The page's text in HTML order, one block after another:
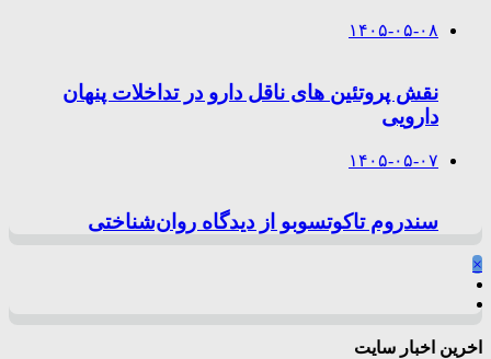
۱۴۰۵-۰۵-۰۸
نقش پروتئین های ناقل دارو در تداخلات پنهان
دارویی
۱۴۰۵-۰۵-۰۷
سندروم تاکوتسوبو از دیدگاه روان‌شناختی
×
اخرین اخبار سایت